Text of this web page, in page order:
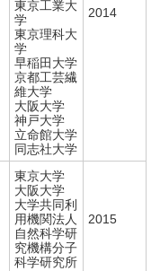
東京工業大
学
東京理科大
学
早稲田大学
京都工芸繊
維大学
大阪大学
神戸大学
立命館大学
同志社大学
2014
東京大学
大阪大学
大学共同利
用機関法人
自然科学研
究機構分子
科学研究所
2015